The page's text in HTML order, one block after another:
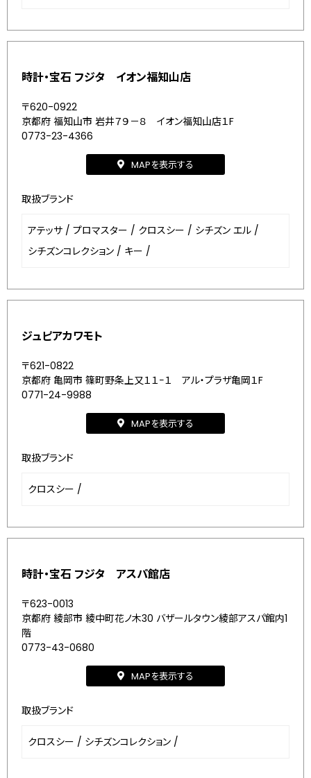
時計・宝石 フジタ イオン福知山店
〒620-0922
京都府 福知山市 岩井７９－８ イオン福知山店１F
0773-23-4366
MAPを表示する
取扱ブランド
アテッサ / プロマスター / クロスシー / シチズン エル /
シチズンコレクション / キー /
ジュピアカワモト
〒621-0822
京都府 亀岡市 篠町野条上又１１−１ アル・プラザ亀岡１F
0771-24-9988
MAPを表示する
取扱ブランド
クロスシー /
時計・宝石 フジタ アスパ館店
〒623-0013
京都府 綾部市 綾中町花ノ木30 バザールタウン綾部アスパ館内1
階
0773-43-0680
MAPを表示する
取扱ブランド
クロスシー / シチズンコレクション /